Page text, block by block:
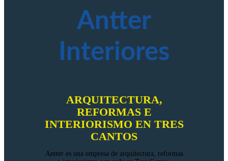
Antter
Interiores
ARQUITECTURA,
REFORMAS E
INTERIORISMO EN TRES
CANTOS
Antter es una empresa de arquitectura, reformas